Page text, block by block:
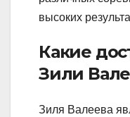
высоких
Какие
Зили
Зиля Валеева